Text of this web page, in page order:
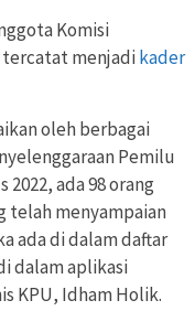
Komisi
tercatat menjadikader
oleh berbagai
Pemilu
2022, ada 98 orang
telah menyampaian
ada di dalam daftar
dalam aplikasi
KPU, Idham Holik.